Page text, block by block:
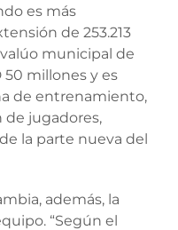
es más
de 253.213
municipal de
millones y es
de entrenamiento,
de jugadores,
la parte nueva del
además, la
“Según el